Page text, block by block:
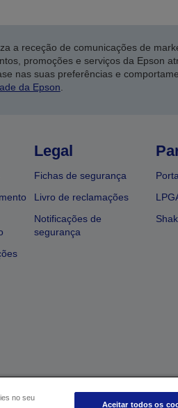
a receção de comunicações de
promoções e serviços da Epson
nas suas preferências e
da Epson
Legal
Fichas de segurança
Livro de reclamações
Notificações de
segurança
no seu
Aceitar todos os